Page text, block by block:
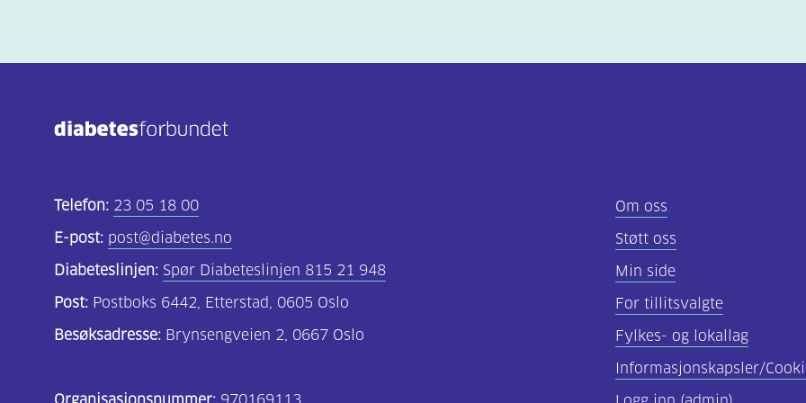
Telefon: 23 05 18 00
E-post: post@diabetes.no
Diabeteslinjen: Spør Diabeteslinjen 815 21 948
Post: Postboks 6442, Etterstad, 0605 Oslo
Besøksadresse: Brynsengveien 2, 0667 Oslo
Om oss
Støtt oss
Min side
For tillitsvalgte
Fylkes- og lokallag
Informasjonskapsler/